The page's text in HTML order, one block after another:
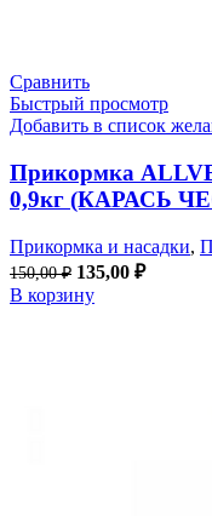
Сравнить
Быстрый просмотр
Добавить в список
Прикормка
0,9кг (КАРАСЬ
Прикормка и насадки,
150,00₽ 135,00 ₽
В корзину